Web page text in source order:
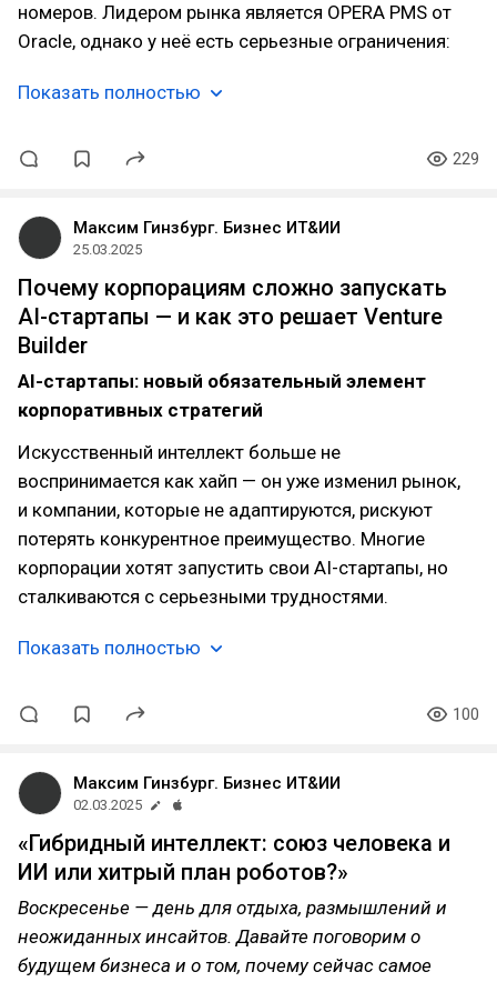
номеров. Лидером рынка является OPERA PMS от
Oracle, однако у неё есть серьезные ограничения:
Показать полностью
229
Максим Гинзбург. Бизнес ИТ&ИИ
25.03.2025
Почему корпорациям сложно запускать
AI-стартапы — и как это решает Venture
Builder
AI-стартапы: новый обязательный элемент
корпоративных стратегий
Искусственный интеллект больше не
воспринимается как хайп — он уже изменил рынок,
и компании, которые не адаптируются, рискуют
потерять конкурентное преимущество. Многие
корпорации хотят запустить свои AI-стартапы, но
сталкиваются с серьезными трудностями.
Показать полностью
100
Максим Гинзбург. Бизнес ИТ&ИИ
02.03.2025
«Гибридный интеллект: союз человека и
ИИ или хитрый план роботов?»
Воскресенье — день для отдыха, размышлений и
неожиданных инсайтов. Давайте поговорим о
будущем бизнеса и о том, почему сейчас самое